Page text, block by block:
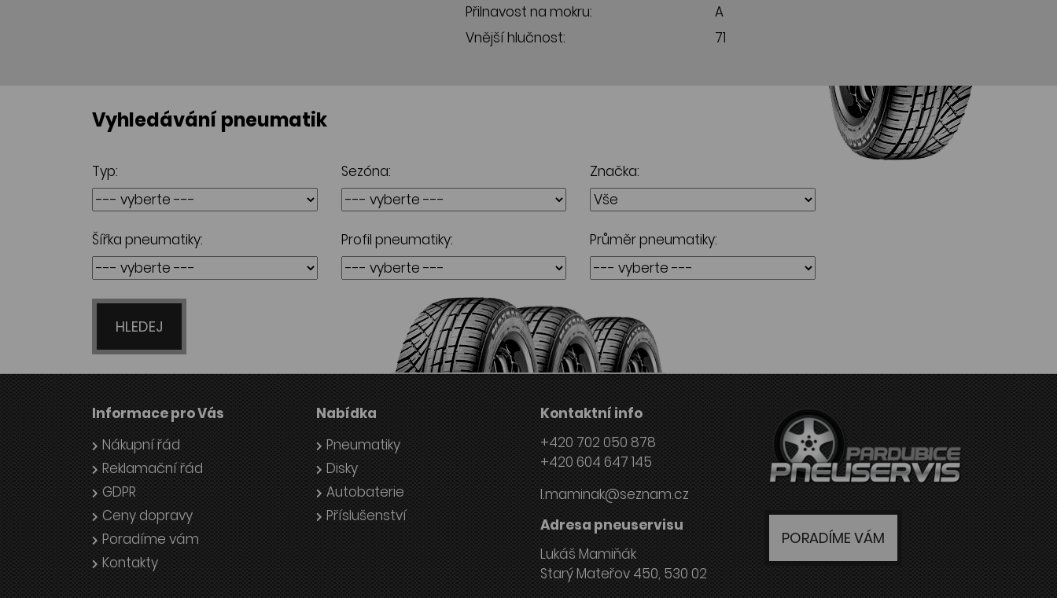
Přilnavost na mokru:
A
Vnější hlučnost:
71
Vyhledávání pneumatik
Typ: Sezóna: Značka:
Šířka pneumatiky: Profil pneumatiky: Průměr pneumatiky:
HLEDEJ
Informace pro Vás
Nákupní řád
Reklamační řád
GDPR
Ceny dopravy
Poradíme vám
Kontakty
Nabídka
Pneumatiky
Disky
Autobaterie
Příslušenství
Kontaktní info
+420 702 050 878
+420 604 647 145
l.maminak@seznam.cz
Adresa pneuservisu
Lukáš Mamiňák
Starý Mateřov 450, 530 02
PORADÍME VÁM